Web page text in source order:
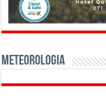
Meteorologia